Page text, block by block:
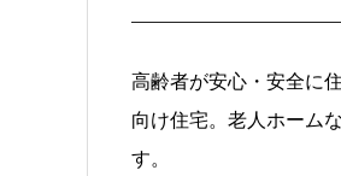
高齢者が安心・安全に
向け住宅。老人ホーム
す。